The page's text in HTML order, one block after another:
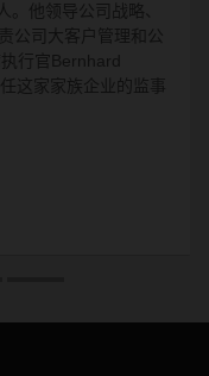
。
他领导公司战略、
公司大客户管理和公
行官 Bernhard
这家家族企业的监事